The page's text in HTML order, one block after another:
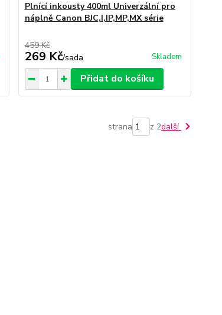
Plnící inkousty 400ml Univerzální pro
náplně Canon BJC,I,IP,MP,MX série
459 Kč
269 Kč/sada Skladem
Přidat do košíku
strana z 2další